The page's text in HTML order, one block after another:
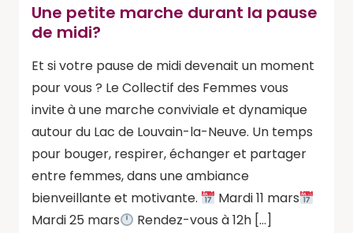
Une petite marche durant la pause
de midi?
Et si votre pause de midi devenait un moment
pour vous ? Le Collectif des Femmes vous
invite à une marche conviviale et dynamique
autour du Lac de Louvain-la-Neuve. Un temps
pour bouger, respirer, échanger et partager
entre femmes, dans une ambiance
bienveillante et motivante.
Mardi 11 mars
Mardi 25 mars
Rendez-vous à 12h […]